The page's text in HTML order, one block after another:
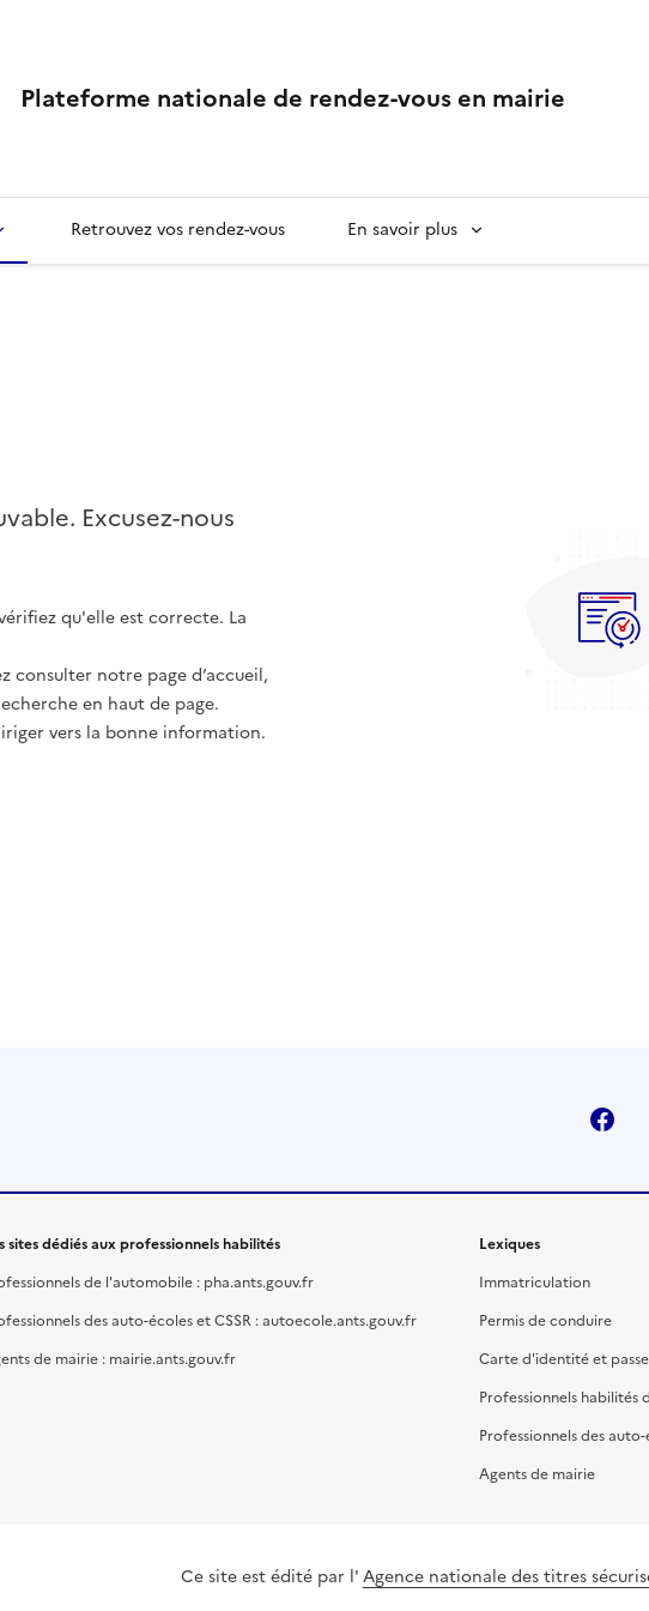
Plateforme nationale de rendez-vous en mairie
Retrouvez vos rendez-vous En savoir plus
Excusez-nous
qu'elle est correcte. La
consulter notre page d’accueil,
en haut de page.
vers la bonne information.
sites dédiés aux professionnels habilités
de l'automobile : pha.ants.gouv.fr
des auto-écoles et CSSR : autoecole.ants.gouv.fr
de mairie : mairie.ants.gouv.fr
Lexiques
Immatriculation
Permis de conduire
Carte d'identité et
Professionnels habilités
Professionnels des
Agents de mairie
Ce site est édité par l'Agence nationale des titres